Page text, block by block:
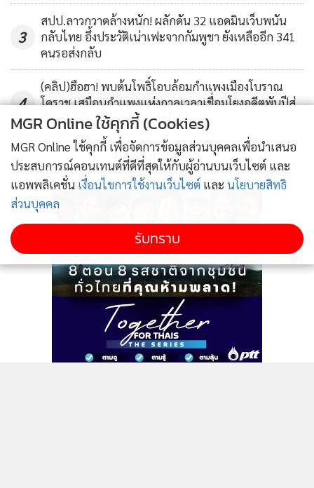
สำนักงานเขตพื้นที่การศึกษาประถมศึกษากาฬสินธุ์ เขต 3 ได้สั่ง
การให้ตั้งคณะกรรมการสืบสวนข้อเท็จจริงลงพื้นที่ พร้อมให้นัก
จิตวิทยาและเจ้าหน้าที่ชุดเฉพาะกิจลงพื้นที่เพื่อตรวจสอบข้อเท็จ
จริง พร้อมให้กำลังใจเยียวยาเด็กและผู้ปกครองเป็นการเบื้องต้น
พร้อมกับมีหนังสือคำสั่งย้ายครูประจำชั้นคนดังกล่าวมาช่วย
ราชการที่สำนักงานเขตพื้นที่การศึกษาโดยไม่มีกำหนด และสั่ง
การให้คณะกรรมการเร่งรัดดำเนินการตรวจสอบโดยเร็วที่สุด
3
สปป.ลาวกวาดล้างหนัก! ผลักดัน 32 แอดมินเว็บพนัน
กลับไทย อึ้งประวัติเน่าเฟะจากกัมพูชา ยังเหลืออีก 341
คนรอส่งกลับ
4
(คลิป)ฮือฮา! พบต้นโพธิ์โอบล้อมกำแพงเมืองโบราณ
โคราช เสมือนกำแพงแห่งกาลเวลาเชื่อมโยงอดีตพันปีสู่
ปัจจุบัน ดันเป็นแลนด์มาร์กใหม่
ข่าวอื่นในหมวด
MGR Online ใช้คุกกี้ (Cookies)
MGR Online ใช้คุกกี้ เพื่อจัดการข้อมูลส่วนบุคคลเพื่อนำเสนอ
ประสบการณ์คอนเทนต์ที่ดีที่สุดให้กับผู้อ่านบนเว็บไซต์ และ
แอพพลิเคชั่น เงื่อนไขการใช้งานเว็บไซต์ และ นโยบายสิทธิ
ส่วนบุคคล
รับทราบ